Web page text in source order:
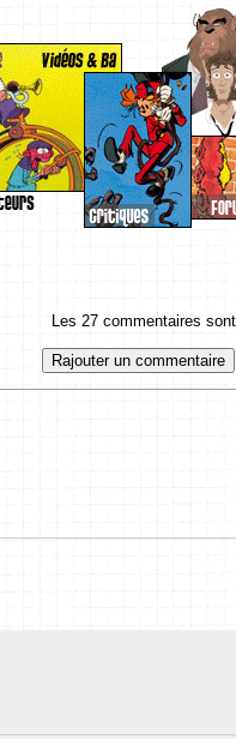
Les 27 commentaires